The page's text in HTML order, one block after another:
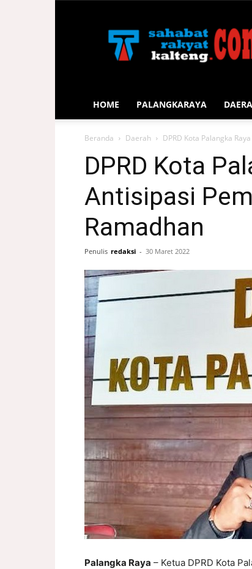
Rakyat
Kalteng
HOME PALANGKARAYA
Beranda Daerah DPRD Kota Palangka
DPRD Kota
Antisipasi
Ramadhan
Penulis redaksi - 30 Maret 2022
Palangka Raya – Ketua DPRD Kota